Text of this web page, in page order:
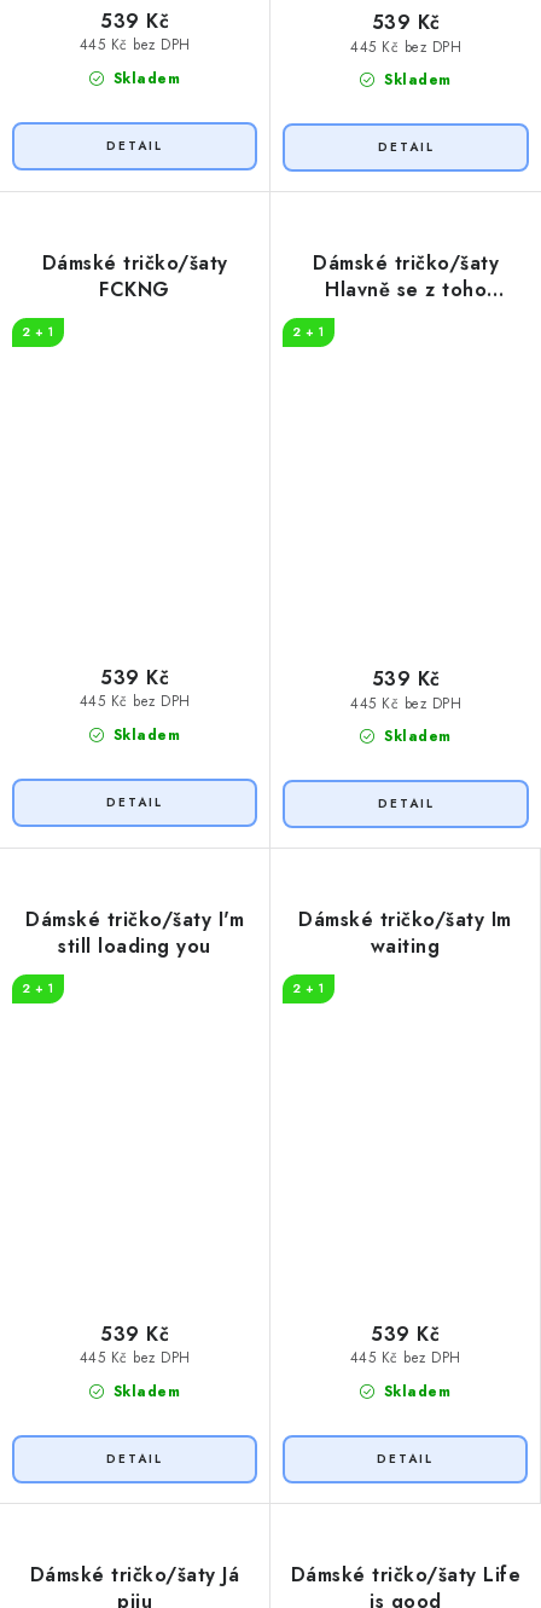
Skladem
445 Kč bez DPH
539 Kč
Skladem
445 Kč bez DPH
539 Kč
Dámské tričko/šaty
FCKNG
2 + 1
Skladem
445 Kč bez DPH
539 Kč
Dámské tričko/šaty
Hlavně se z toho
2 + 1
Skladem
445 Kč bez DPH
539 Kč
Dámské tričko/šaty I'm
still loading you
2 + 1
Skladem
445 Kč bez DPH
539 Kč
Dámské tričko/šaty Im
waiting
2 + 1
Skladem
445 Kč bez DPH
539 Kč
Dámské tričko/šaty Já
piju
Dámské tričko/šaty Life
is good